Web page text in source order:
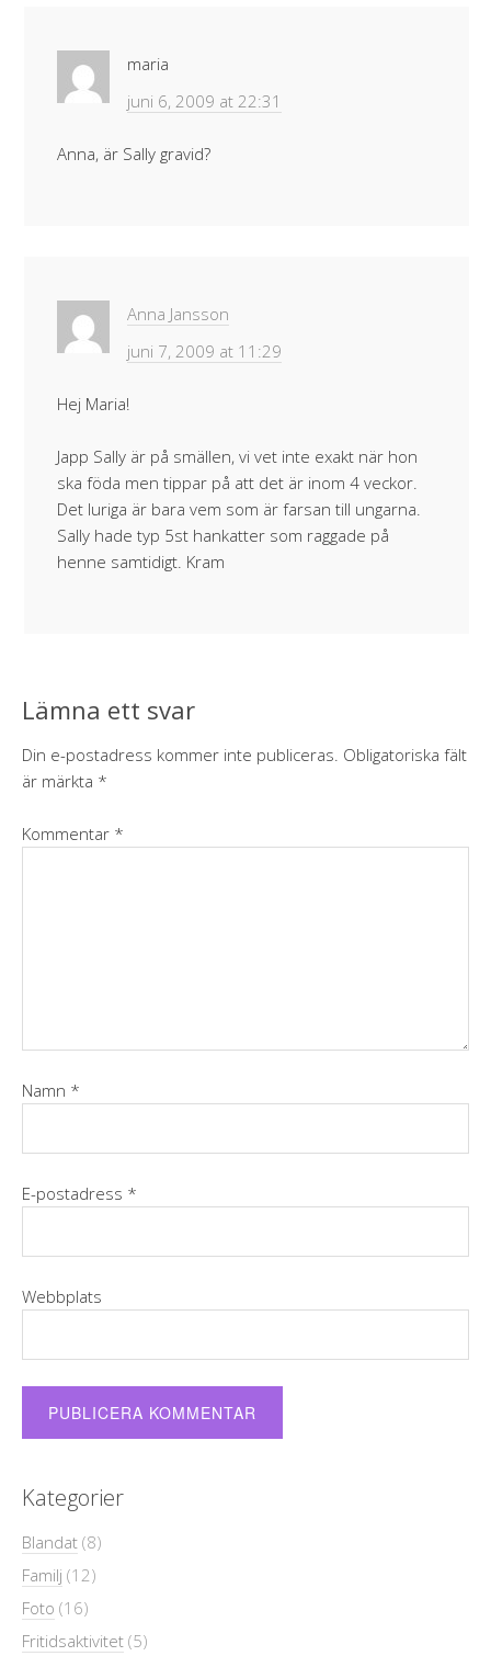
maria
juni 6, 2009 at 22:31
Anna, är Sally gravid?
Anna Jansson
juni 7, 2009 at 11:29
Hej Maria!
Japp Sally är på smällen, vi vet inte exakt när hon
ska föda men tippar på att det är inom 4 veckor.
Det luriga är bara vem som är farsan till ungarna.
Sally hade typ 5st hankatter som raggade på
henne samtidigt. Kram
Lämna ett svar
Din e-postadress kommer inte publiceras. Obligatoriska fält
är märkta *
Kommentar *
Namn *
E-postadress *
Webbplats
Kategorier
Blandat (8)
Familj (12)
Foto (16)
Fritidsaktivitet (5)